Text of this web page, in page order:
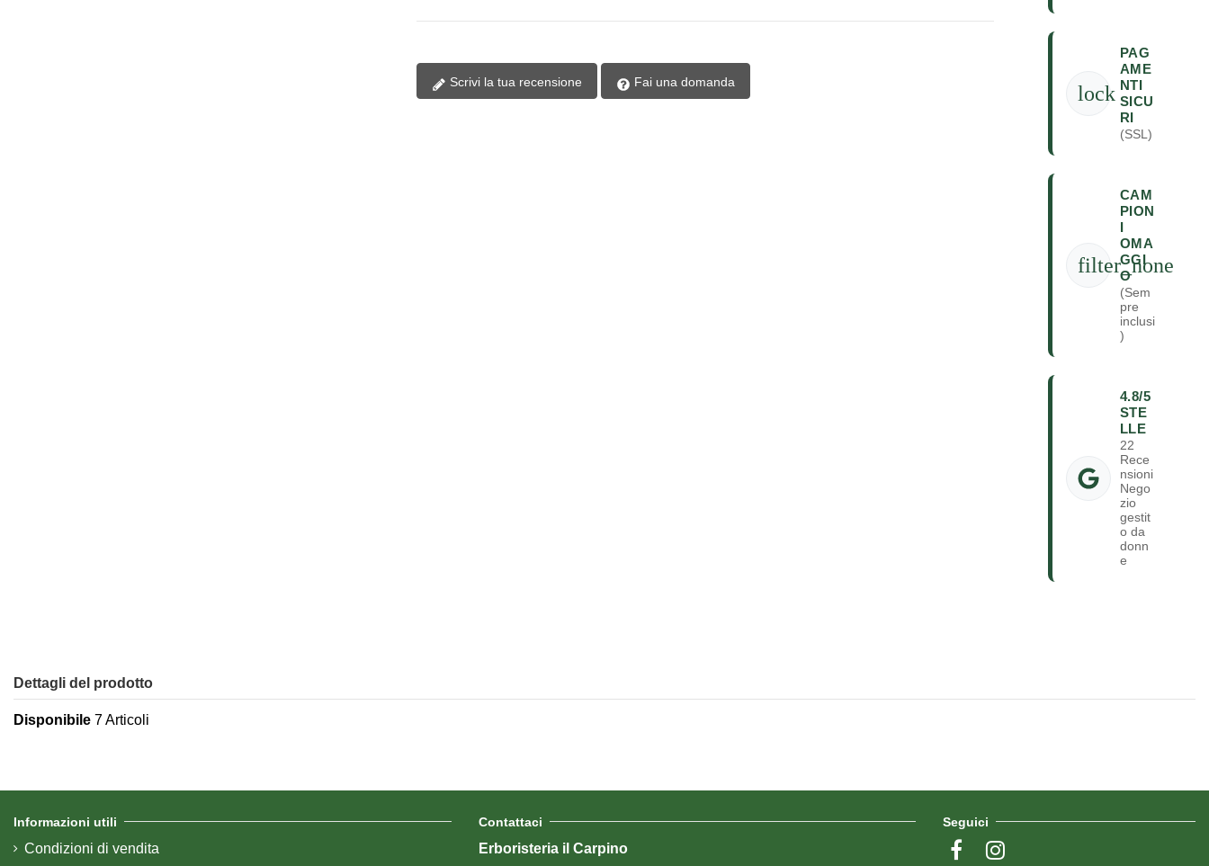
Scrivi la tua recensione Fai una domanda lock
PAG
AME
NTI
SICU
RI
(SSL)
filter_none
CAM
PION
I
OMA
GGI
O
(Sem
pre
inclusi
)
4.8/5
STE
LLE
22
Rece
nsioni
Nego
zio
gestit
o da
donn
e
Dettagli del prodotto
Disponibile 7 Articoli
Informazioni utili
Condizioni di vendita
Contattaci
Erboristeria il Carpino
Seguici